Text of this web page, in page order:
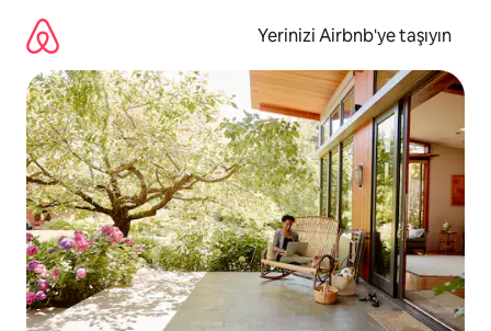
Yerinizi Airbnb'ye taşıyın